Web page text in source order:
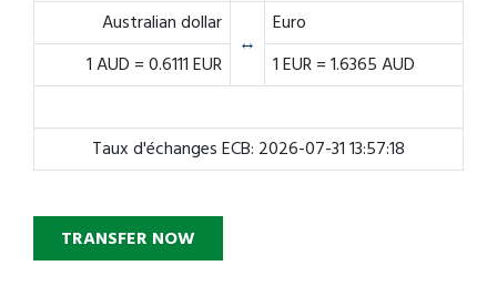
Australian dollar
↔
Euro
1 AUD = 0.6111 EUR
1 EUR = 1.6365 AUD
Taux d'échanges ECB: 2026-07-31 13:57:18
TRANSFER NOW